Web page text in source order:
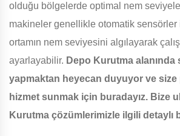
olduğu bölgelerde optimal nem
makineler genellikle otomatik sensörler
ortamın nem seviyesini algılayarak
ayarlayabilir. Depo Kurutma
yapmaktan heyecan duyuyor ve size
hizmet sunmak için buradayız. Bize
Kurutma çözümlerimizle ilgili detaylı